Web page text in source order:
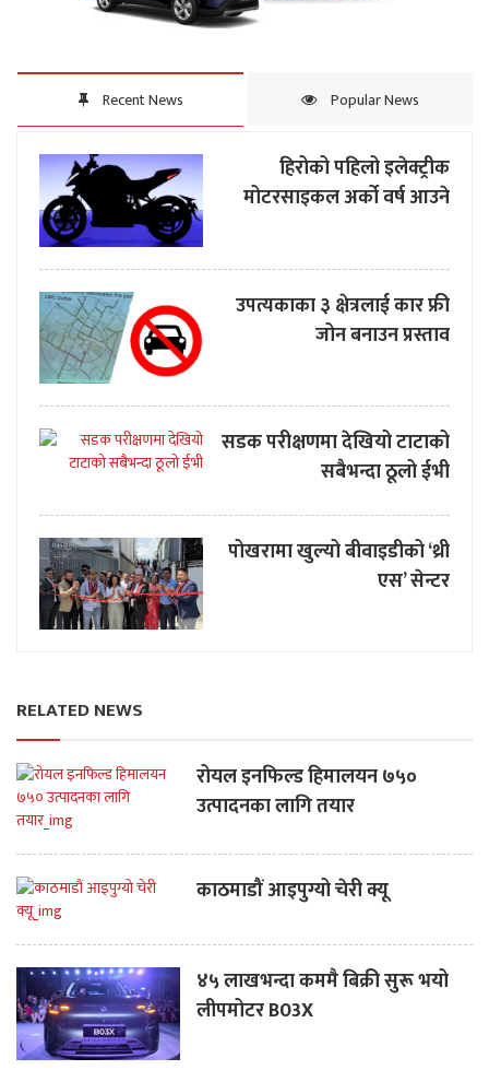
Recent News Popular News
हिरोको पहिलो इलेक्ट्रीक
मोटरसाइकल अर्को वर्ष आउने
उपत्यकाका ३ क्षेत्रलाई कार फ्री
जोन बनाउन प्रस्ताव
सडक परीक्षणमा देखियो टाटाको
सबैभन्दा ठूलो ईभी
पोखरामा खुल्यो बीवाइडीको ‘थ्री
एस’ सेन्टर
RELATED NEWS
रोयल इनफिल्ड हिमालयन ७५०
उत्पादनका लागि तयार
काठमाडौं आइपुग्यो चेरी क्यू
४५ लाखभन्दा कममै बिक्री सुरू भयो
लीपमोटर B03X